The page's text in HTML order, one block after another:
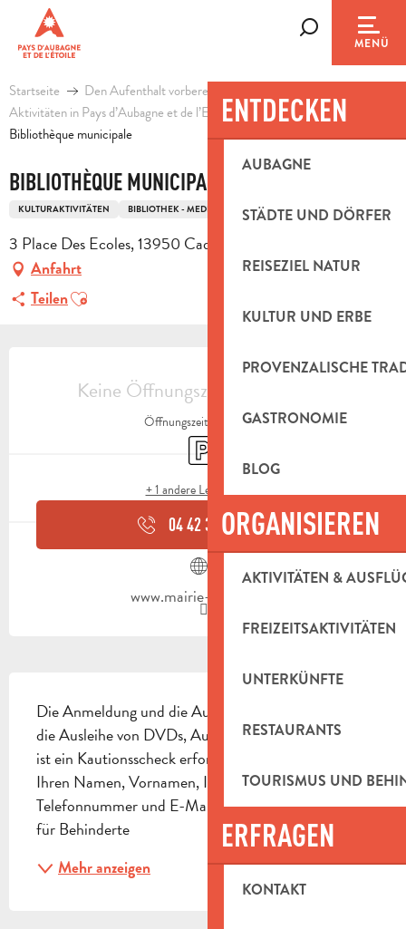
contenu
principal
MENÜ
ENTDECKEN
AUBAGNE
STÄDTE UND DÖRFER
REISEZIEL NATUR
KULTUR UND ERBE
PROVENZALISCHE
GASTRONOMIE
BLOG
ORGANISIEREN
AKTIVITÄTEN &
FREIZEITSAKTIVITÄTEN
UNTERKÜNFTE
RESTAURANTS
TOURISMUS UND
ERFRAGEN
KONTAKT
Startseite Den Aufenthalt vorbereiten
Aktivitäten in Pays d’Aubagne et de l’Etoile
Freizeit
Bibliothèque municipale
BIBLIOTHÈQUE MUNICIPALE
KULTURAKTIVITÄTEN BIBLIOTHEK - MEDIATHEK
3 Place Des Ecoles, 13950 Cadolive
Anfahrt
TeilenAjouter aux favoris
ÖFFNUNGSZEITEN &
Keine Öffnungszeiten hinterlegt
Öffnungszeiten ansehen
Parkplatz
+ 1 andere Leistung(en)
04 42 32 40▒▒
www.mairie-cadolive.fr
Die Anmeldung und die Ausleihe sind kostenlos. Für
die Ausleihe von DVDs, Audio-CDs und CD-Roms
ist ein Kautionsscheck erforderlich. Bitte geben Sie
Ihren Namen, Vornamen, Ihre Adresse,
Telefonnummer und E-Mail-Adresse an. Zugänglich
für Behinderte
Mehr anzeigen